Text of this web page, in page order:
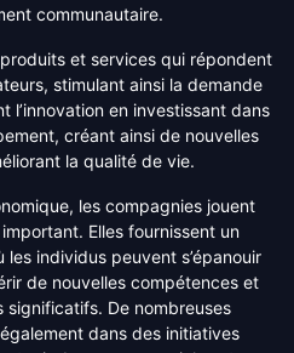
communautaire.
et services qui répondent
stimulant ainsi la demande
l’innovation en investissant dans
créant ainsi de nouvelles
la qualité de vie.
les compagnies jouent
Elles fournissent un
individus peuvent s’épanouir
de nouvelles compétences et
De nombreuses
dans des initiatives